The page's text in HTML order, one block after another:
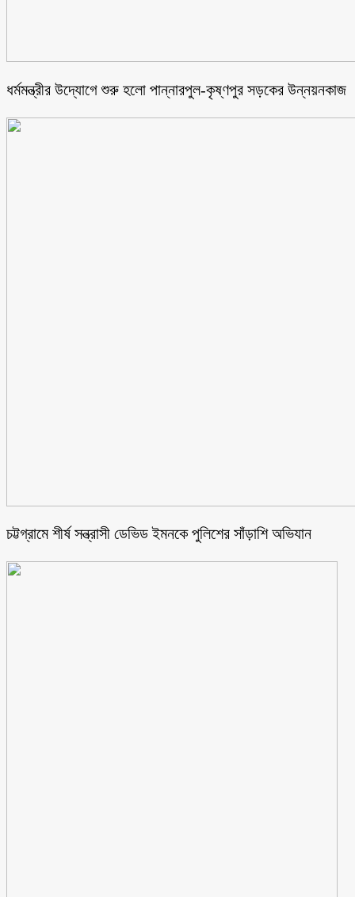
ধর্মমন্ত্রীর উদ্যোগে শুরু হলো পান্নারপুল-কৃষ্ণপুর সড়কের উন্নয়নকাজ
চট্টগ্রামে শীর্ষ সন্ত্রাসী ডেভিড ইমনকে পুলিশের সাঁড়াশি অভিযান